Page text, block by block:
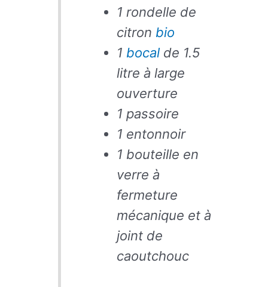
1 rondelle de
citron bio
1 bocalde 1.5
litre à large
ouverture
1 passoire
1 entonnoir
1 bouteille en
verre à
fermeture
mécanique et à
joint de
caoutchouc